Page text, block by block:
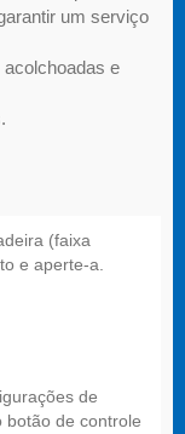
um serviço
e
(faixa
e aperte-a.
de
botão de controle